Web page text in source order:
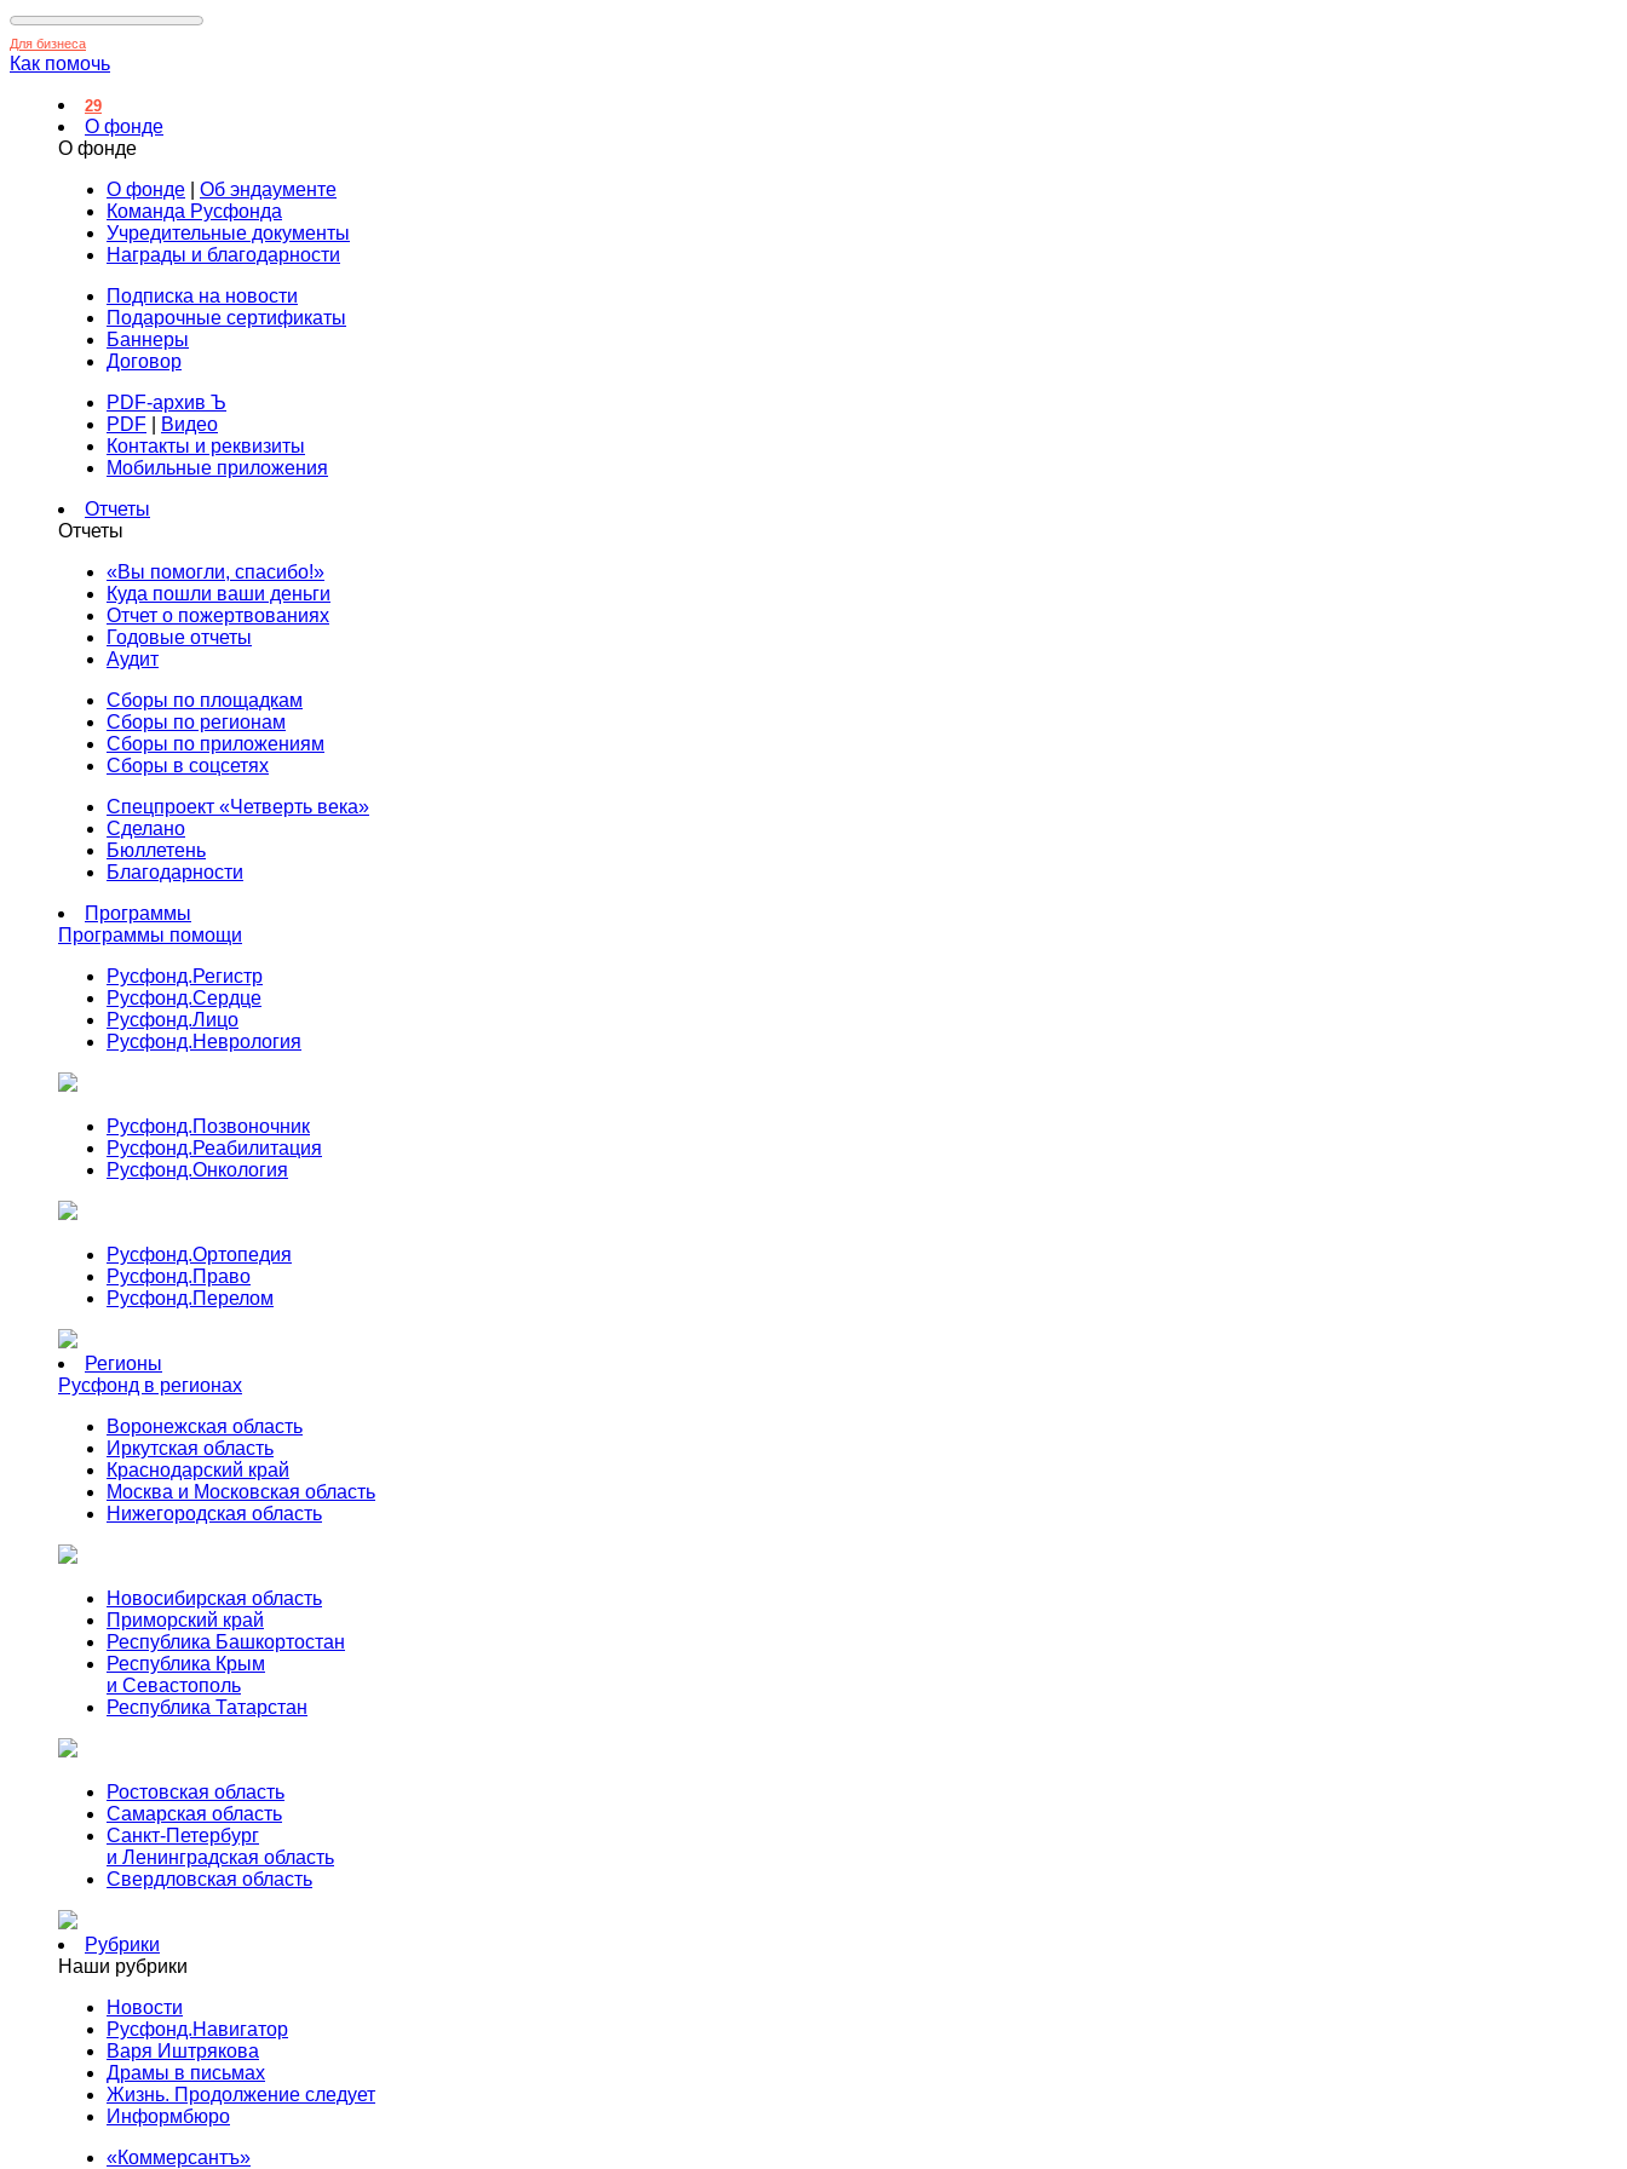
Для бизнеса
Как помочь
29
О фонде
О фонде
О фонде
Об эндаументе
Команда Русфонда
Учредительные документы
Награды и благодарности
Подписка на новости
Подарочные сертификаты
Баннеры
Договор
PDF-архив Ъ
PDF
Видео
Контакты и реквизиты
Мобильные приложения
Отчеты
Отчеты
«Вы помогли, спасибо!»
Куда пошли ваши деньги
Отчет о пожертвованиях
Годовые отчеты
Аудит
Сборы по площадкам
Сборы по регионам
Сборы по приложениям
Сборы в соцсетях
Спецпроект «Четверть века»
Сделано
Бюллетень
Благодарности
Программы
Программы помощи
Русфонд.Регистр
Русфонд.Сердце
Русфонд.Лицо
Русфонд.Неврология
Русфонд.Позвоночник
Русфонд.Реабилитация
Русфонд.Онкология
Русфонд.Ортопедия
Русфонд.Право
Русфонд.Перелом
Регионы
Русфонд в регионах
Воронежская область
Иркутская область
Краснодарский край
Москва и Московская область
Нижегородская область
Новосибирская область
Приморский край
Республика Башкортостан
Республика Крым
и Севастополь
Республика Татарстан
Ростовская область
Самарская область
Санкт-Петербург
и Ленинградская область
Свердловская область
Рубрики
Наши рубрики
Новости
Русфонд.Навигатор
Варя Иштрякова
Драмы в письмах
Жизнь. Продолжение следует
Информбюро
«Коммерсантъ»